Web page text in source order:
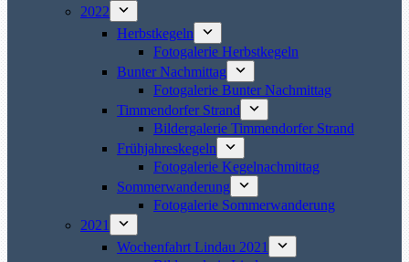
2022
Herbstkegeln
Fotogalerie Herbstkegeln
Bunter Nachmittag
Fotogalerie Bunter Nachmittag
Timmendorfer Strand
Bildergalerie Timmendorfer Strand
Frühjahreskegeln
Fotogalerie Kegelnachmittag
Sommerwanderung
Fotogalerie Sommerwanderung
2021
Wochenfahrt Lindau 2021